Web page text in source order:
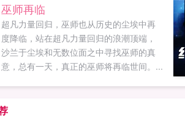
根，她也要留在家人身边，同甘共苦！改
写命运！一家人同心协力，走上致富的康
庄大道！携手冷面男神...
巫师再临
超凡力量回归，巫师也从历史的尘埃中再
度降临，站在超凡力量回归的浪潮顶端，
沙兰于尘埃和无数位面之中寻找巫师的真
意，总有一天，真正的巫师将再临世间。...